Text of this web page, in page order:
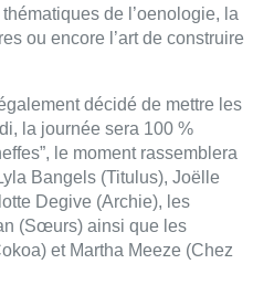
de l’oenologie, la
ou encore l’art de construire
décidé de mettre les
la journée sera 100 %
le moment rassemblera
Bangels (Titulus), Joëlle
Degive (Archie), les
(Sœurs) ainsi que les
et Martha Meeze (Chez